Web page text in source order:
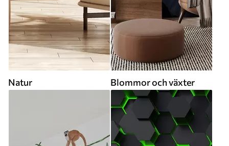
Natur Blommor och växter